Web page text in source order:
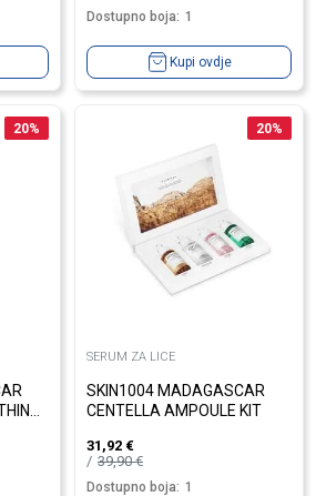
Dostupno boja: 1
Kupi ovdje
20% 20%
SERUM ZA LICE
SKIN1004 MADAGASCAR
CENTELLA AMPOULE KIT
31,92 €
39,90€
Dostupno boja: 1